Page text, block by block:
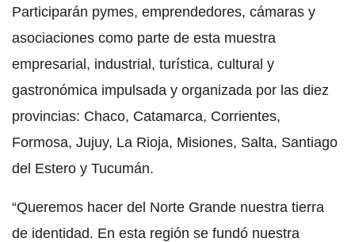
Participarán pymes, emprendedores, cámaras y
asociaciones como parte de esta muestra
empresarial, industrial, turística, cultural y
gastronómica impulsada y organizada por las diez
provincias: Chaco, Catamarca, Corrientes,
Formosa, Jujuy, La Rioja, Misiones, Salta, Santiago
del Estero y Tucumán.
“Queremos hacer del Norte Grande nuestra tierra
de identidad. En esta región se fundó nuestra